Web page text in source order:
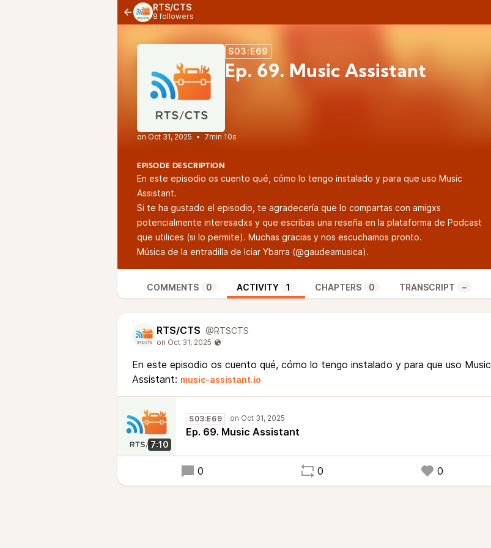
RTS/CTS
8 followers
S03:E69
Ep. 69. Music Assistant
• 7min 10s
EPISODE DESCRIPTION
En este episodio os cuento qué, cómo lo tengo instalado y para que uso Music
Assistant.
Si te ha gustado el episodio, te agradecería que lo compartas con amigxs
potencialmente interesadxs y que escribas una reseña en la plataforma de Podcast
que utilices (si lo permite). Muchas gracias y nos escuchamos pronto.
Música de la entradilla de Iciar Ybarra (@gaudeamusica).
COMMENTS 0 ACTIVITY 1 CHAPTERS 0 TRANSCRIPT –
RTS/CTS @RTSCTS
En este episodio os cuento qué, cómo lo tengo instalado y para que uso Music
Assistant: music-assistant.io
7:10
S03:E69
Ep. 69. Music Assistant
0 0 0